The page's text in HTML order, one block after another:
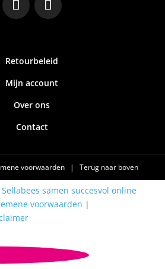
Retourbeleid
Mijn account
Over ons
Contact
voorwaarden | Terug naar boven
Sellabees samen succesvol online
voorwaarden |